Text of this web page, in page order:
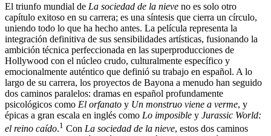
El triunfo mundial de La sociedad de la nieve no es solo otro
capítulo exitoso en su carrera; es una síntesis que cierra un círculo,
uniendo todo lo que ha hecho antes. La película representa la
integración definitiva de sus sensibilidades artísticas, fusionando la
ambición técnica perfeccionada en las superproducciones de
Hollywood con el núcleo crudo, culturalmente específico y
emocionalmente auténtico que definió su trabajo en español. A lo
largo de su carrera, los proyectos de Bayona a menudo han seguido
dos caminos paralelos: dramas en español profundamente
psicológicos como El orfanato y Un monstruo viene a verme, y
épicas a gran escala en inglés como Lo imposible y Jurassic World:
el reino caído.1 Con La sociedad de la nieve, estos dos caminos